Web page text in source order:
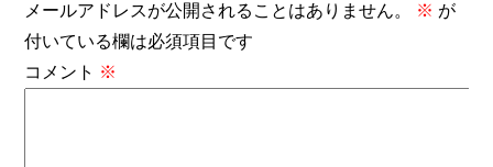
メールアドレスが公開されることはありません。 ※ が
付いている欄は必須項目です
コメント ※